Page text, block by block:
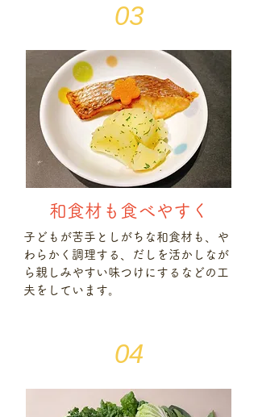
03
和食材も食べやすく
子どもが苦手としがちな和食材も、や
わらかく調理する、だしを活かしなが
ら親しみやすい味つけにするなどの工
夫をしています。
04